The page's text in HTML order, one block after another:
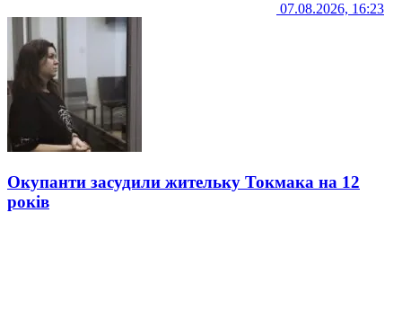
07.08.2026, 16:23
Окупанти засудили жительку Токмака на 12
років